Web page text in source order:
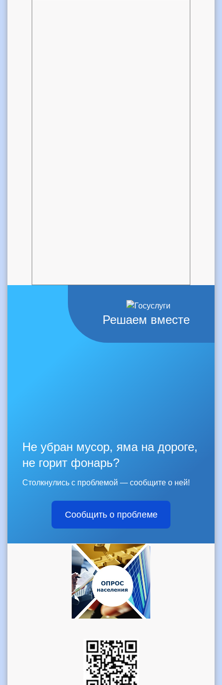
Решаем вместе
Не убран мусор, яма на дороге,
не горит фонарь?
Столкнулись с проблемой — сообщите о ней!
Сообщить о проблеме